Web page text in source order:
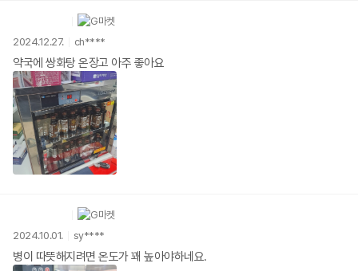
2024.12.27. ch****
약국에 쌍화탕 온장고 아주 좋아요
2024.10.01. sy****
병이 따뜻해지려면 온도가 꽤 높아야하네요.